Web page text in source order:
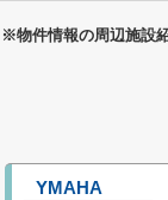
※物件情報の周辺施設
YMAHA